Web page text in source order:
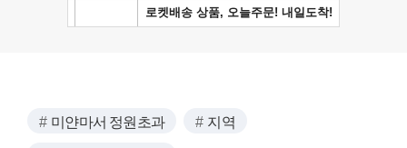
미얀마서 정원초과 지역